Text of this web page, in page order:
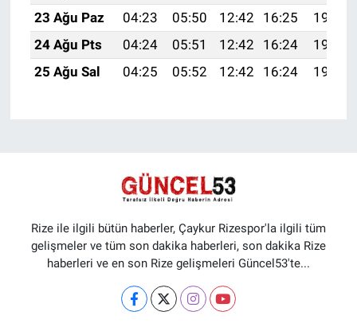
23 Ağu Paz
04:23 05:50 12:42 16:25
19:25
24 Ağu Pts
04:24 05:51 12:42 16:24
19:23
25 Ağu Sal
04:25 05:52 12:42 16:24 19:22
Rize ile ilgili bütün haberler, Çaykur Rizespor'la ilgili tüm
gelişmeler ve tüm son dakika haberleri, son dakika Rize
haberleri ve en son Rize gelişmeleri Güncel53'te...